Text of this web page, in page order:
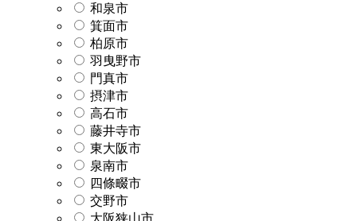
和泉市
箕面市
柏原市
羽曳野市
門真市
摂津市
高石市
藤井寺市
東大阪市
泉南市
四條畷市
交野市
大阪狭山市